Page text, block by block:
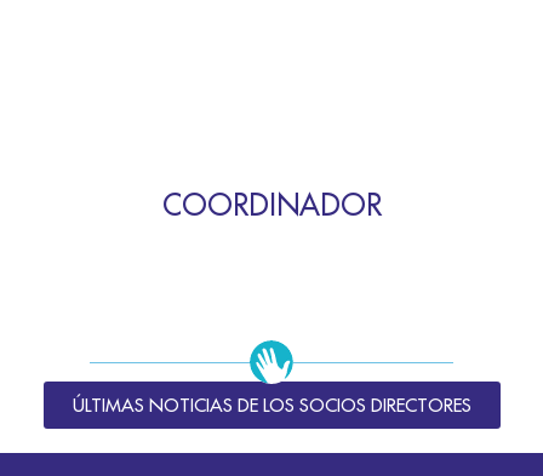
COORDINADOR
ÚLTIMAS NOTICIAS DE LOS SOCIOS DIRECTORES